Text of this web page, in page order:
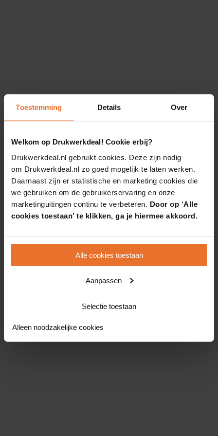
Toestemming Details Over
Welkom op Drukwerkdeal! Cookie erbij?
Drukwerkdeal.nl gebruikt cookies. Deze zijn nodig
om Drukwerkdeal.nl zo goed mogelijk te laten werken.
Daarnaast zijn er statistische en marketing cookies die
we gebruiken om de gebruikerservaring en onze
marketinguitingen continu te verbeteren. Door op ‘Alle
cookies toestaan’ te klikken, ga je hiermee akkoord.
Alle cookies toestaan
Aanpassen
Selectie toestaan
Alleen noodzakelijke cookies